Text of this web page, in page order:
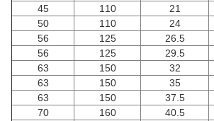
21
110
45
24
110
50
26.5
125
56
29.5
125
56
32
150
63
35
150
63
37.5
150
63
40.5
160
70